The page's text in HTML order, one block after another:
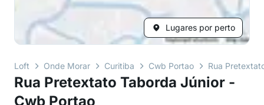
Lugares por perto
Loft Onde Morar Curitiba Cwb Portao Rua
Rua Pretextato Taborda Júnior -
Cwb Portao